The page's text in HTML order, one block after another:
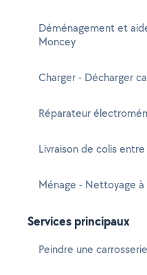
Déménagement et
Moncey
Charger - Décharger
Réparateur
Livraison de colis
Ménage - Nettoyage
Services principaux
Peindre une carrosserie